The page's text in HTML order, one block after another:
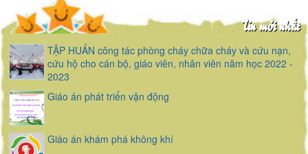
Tin mới nhất
TẬP HUẤN công tác phòng cháy chữa cháy và cứu nạn,
cứu hộ cho cán bộ, giáo viên, nhân viên năm học 2022 -
2023
Giáo án phát triển vận động
Giáo án khám phá không khí